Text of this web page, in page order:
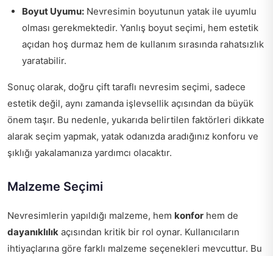
Boyut Uyumu: Nevresimin boyutunun yatak ile uyumlu
olması gerekmektedir. Yanlış boyut seçimi, hem estetik
açıdan hoş durmaz hem de kullanım sırasında rahatsızlık
yaratabilir.
Sonuç olarak, doğru çift taraflı nevresim seçimi, sadece
estetik değil, aynı zamanda işlevsellik açısından da büyük
önem taşır. Bu nedenle, yukarıda belirtilen faktörleri dikkate
alarak seçim yapmak, yatak odanızda aradığınız konforu ve
şıklığı yakalamanıza yardımcı olacaktır.
Malzeme Seçimi
Nevresimlerin yapıldığı malzeme, hem konfor hem de
dayanıklılık açısından kritik bir rol oynar. Kullanıcıların
ihtiyaçlarına göre farklı malzeme seçenekleri mevcuttur. Bu